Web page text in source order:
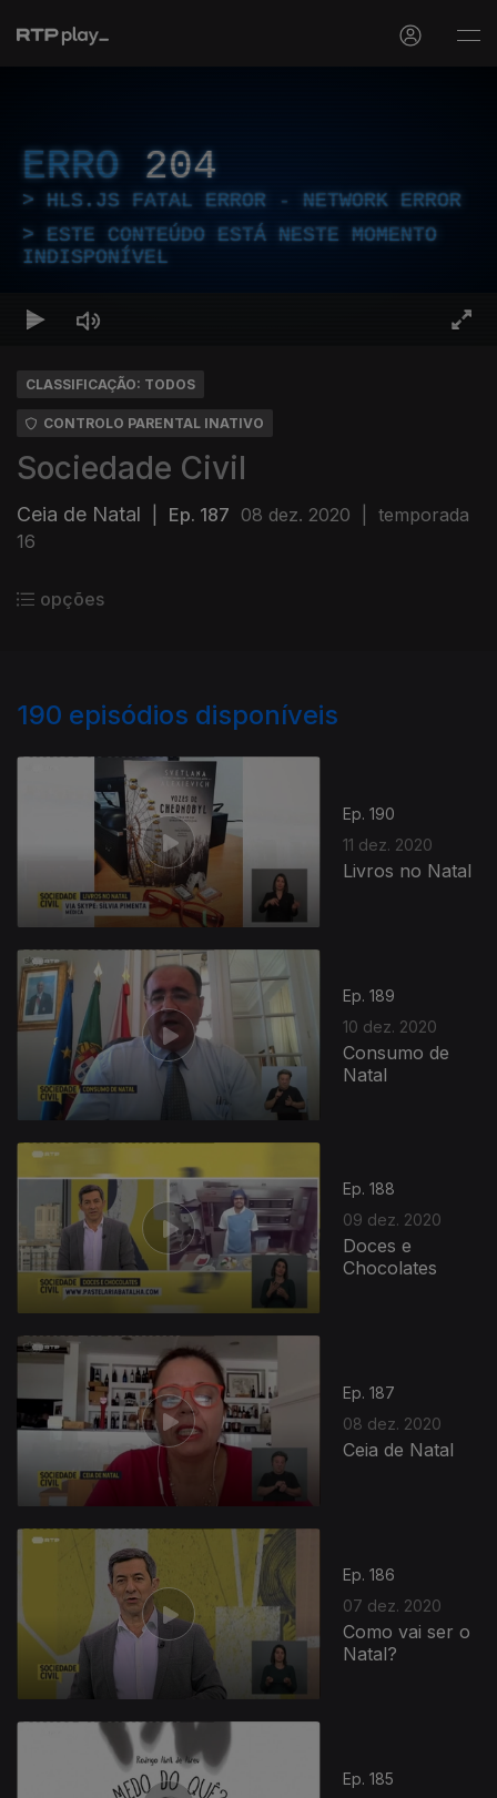
ERRO 204
HLS.JS FATAL ERROR - NETWORK ERROR
ESTE CONTEÚDO ESTÁ NESTE MOMENTO
INDISPONÍVEL
CLASSIFICAÇÃO: TODOS
CONTROLO PARENTAL INATIVO
Sociedade Civil
Ceia de Natal Ep. 187 08 dez. 2020
temporada
16
opções
190 episódios disponíveis
Ep. 190
11 dez. 2020
Livros no Natal
Ep. 189
10 dez. 2020
Consumo de
Natal
Ep. 188
09 dez. 2020
Doces e
Chocolates
Ep. 187
08 dez. 2020
Ceia de Natal
Ep. 186
07 dez. 2020
Como vai ser o
Natal?
Ep. 185